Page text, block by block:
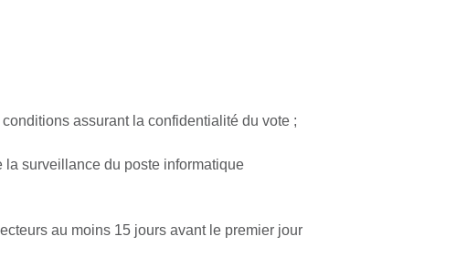
assurant la confidentialité du vote ;
la surveillance du poste informatique
au moins 15 jours avant le premier jour